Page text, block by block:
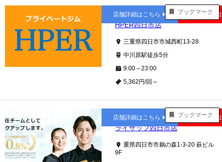
ブックマーク
四日市
HPER四日市店
三重県四日市市城西町13-28
中川原駅徒歩5分
9:00～23:00
5,362円/回～
店舗詳細はこちら 公式サイト
ブックマーク
四日市
ライザップ四日市店
重県四日市市鵜の森1-3-20 萩ビル
9F
店舗詳細はこちら 公式サイト